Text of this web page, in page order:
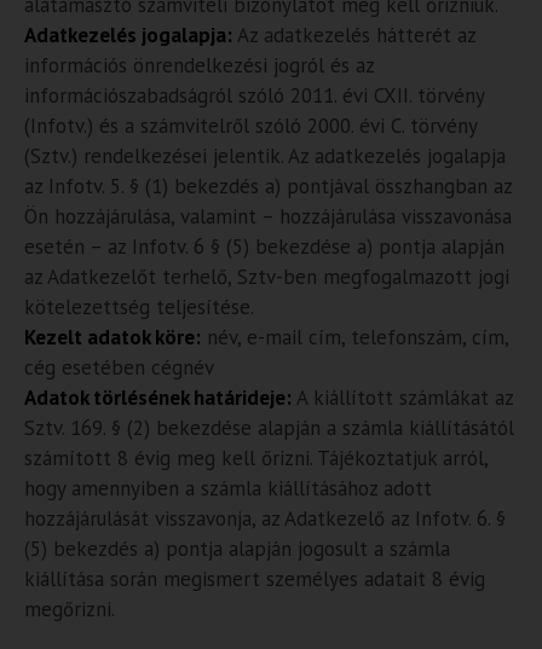
Adatkezelés jogalapja: Az adatkezelés hátterét az
információs önrendelkezési jogról és az
információszabadságról szóló 2011. évi CXII. törvény
(Infotv.) és a számvitelről szóló 2000. évi C. törvény
(Sztv.) rendelkezései jelentik. Az adatkezelés jogalapja
az Infotv. 5. § (1) bekezdés a) pontjával összhangban az
Ön hozzájárulása, valamint – hozzájárulása visszavonása
esetén – az Infotv. 6 § (5) bekezdése a) pontja alapján
az Adatkezelőt terhelő, Sztv-ben megfogalmazott jogi
kötelezettség teljesítése.
Kezelt adatok köre: név, e-mail cím, telefonszám, cím,
cég esetében cégnév
Adatok törlésének határideje: A kiállított számlákat az
Sztv. 169. § (2) bekezdése alapján a számla kiállításától
számított 8 évig meg kell őrizni. Tájékoztatjuk arról,
hogy amennyiben a számla kiállításához adott
hozzájárulását visszavonja, az Adatkezelő az Infotv. 6. §
(5) bekezdés a) pontja alapján jogosult a számla
kiállítása során megismert személyes adatait 8 évig
megőrizni.